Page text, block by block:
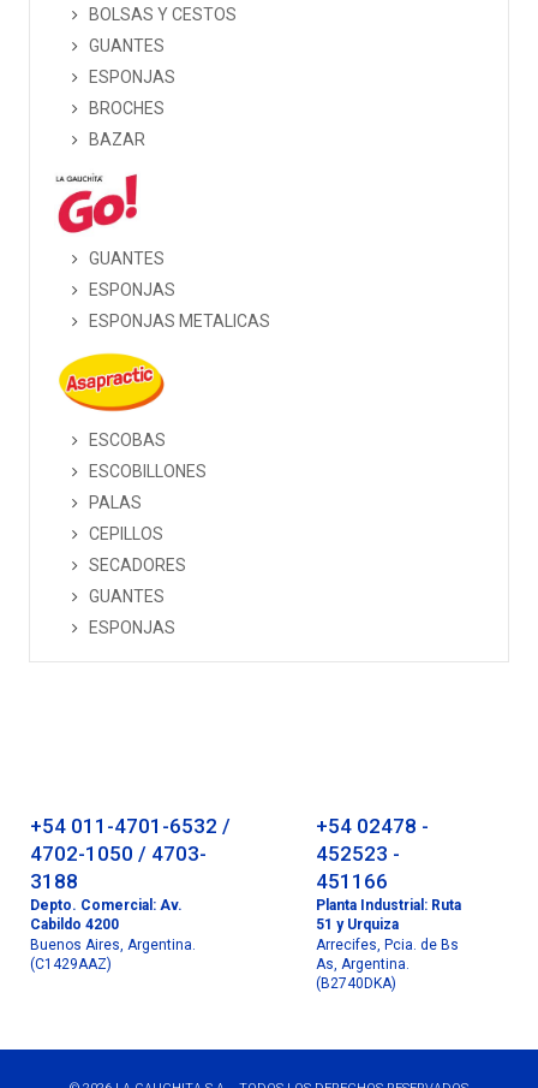
BOLSAS Y CESTOS
GUANTES
ESPONJAS
BROCHES
BAZAR
GUANTES
ESPONJAS
ESPONJAS METALICAS
ESCOBAS
ESCOBILLONES
PALAS
CEPILLOS
SECADORES
GUANTES
ESPONJAS
+54 011-4701-6532 /
4702-1050 / 4703-
3188
Depto. Comercial: Av.
Cabildo 4200
Buenos Aires, Argentina.
(C1429AAZ)
+54 02478 -
452523 -
451166
Planta Industrial: Ruta
51 y Urquiza
Arrecifes, Pcia. de Bs
As, Argentina.
(B2740DKA)